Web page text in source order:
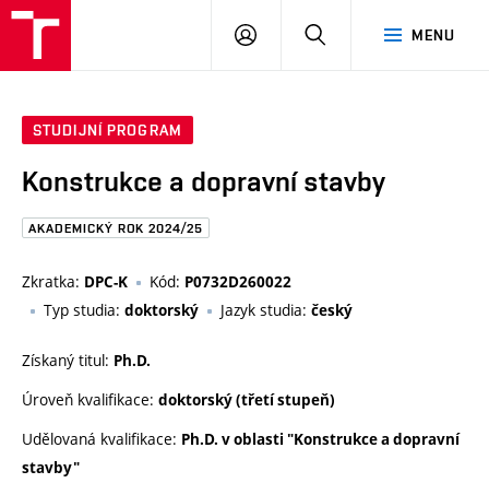
Brno
MENU
PŘIHLÁSIT
STUDIJNÍ PROGRAM
Konstrukce a dopravní stavby
AKADEMICKÝ ROK 2024/25
Zkratka: DPC-K Kód: P0732D260022
Typ studia: doktorský Jazyk studia: český
Získaný titul: Ph.D.
Úroveň kvalifikace: doktorský (třetí stupeň)
Udělovaná kvalifikace: Ph.D. v oblasti "Konstrukce a dopravní
stavby"